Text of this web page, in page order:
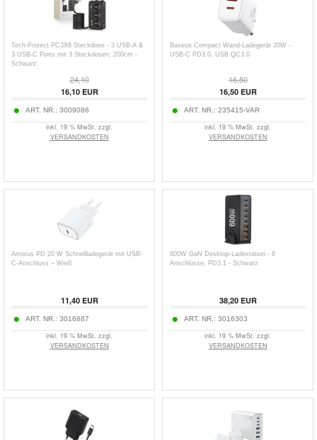
Tech-Protect PC3X6 Steckdose - 3 USB-A &
3 USB-C Ports mit 3 Steckdosen, 200cm -
Schwarz
24,10
16,10EUR
ART. NR.: 3009086
inkl. 19 % MwSt. zzgl.
VERSANDKOSTEN
Baseus Compact Wand-Ladegerät 20W -
USB-C PD3.0, USB QC3.0
16,50
16,50EUR
ART. NR.: 235415-VAR
inkl. 19 % MwSt. zzgl.
VERSANDKOSTEN
Amorus PD 20 W Schnellladegerät mit USB-
C-Anschluss – Weiß
11,40EUR
ART. NR.: 3016887
inkl. 19 % MwSt. zzgl.
VERSANDKOSTEN
600W GaN Desktop-Ladestation - 8
Anschlüsse, PD3.1 - Schwarz
38,20EUR
ART. NR.: 3016303
inkl. 19 % MwSt. zzgl.
VERSANDKOSTEN